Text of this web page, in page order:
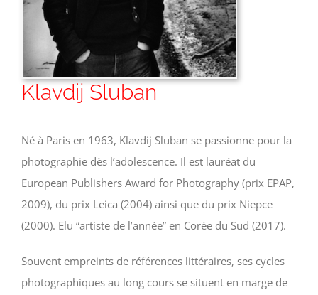
Klavdij Sluban
Né à Paris en 1963, Klavdij Sluban se passionne pour la
photographie dès l’adolescence. Il est lauréat du
European Publishers Award for Photography (prix EPAP,
2009), du prix Leica (2004) ainsi que du prix Niepce
(2000). Elu “artiste de l’année” en Corée du Sud (2017).
Souvent empreints de références littéraires, ses cycles
photographiques au long cours se situent en marge de